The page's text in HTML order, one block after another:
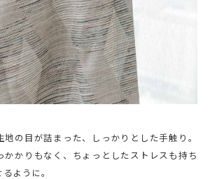
地の目が詰まった、しっかりとした手触り。
かかりもなく、ちょっとしたストレスも持ち
ように。